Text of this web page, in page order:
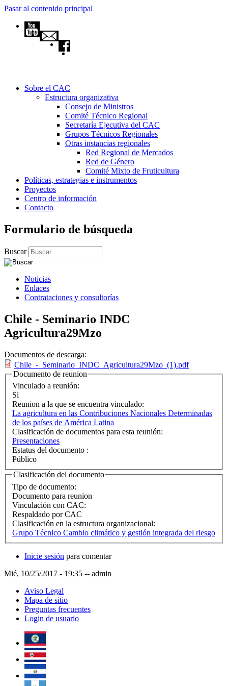
Pasar al contenido principal
Sobre el CAC
Estructura organizativa
Consejo de Ministros
Comité Técnico Regional
Secretaría Ejecutiva del CAC
Grupos Técnicos Regionales
Otras instancias regionales
Red Regional de Mercados
Red de Género
Comité Mixto de Fruticultura
Políticas, estrategias e instrumentos
Proyectos
Centro de información
Contacto
Formulario de búsqueda
Buscar
Noticias
Enlaces
Contrataciones y consultorías
Chile - Seminario INDC
Agricultura29Mzo
Documentos de descarga:
Chile_-_Seminario_INDC_Agricultura29Mzo_(1).pdf
Documento de reunion
Vinculado a reunión:
Si
Reunion a la que se encuentra vinculado:
La agricultura en las Contribuciones Nacionales Determinadas
de los países de América Latina
Clasificación de documentos para esta reunión:
Presentaciones
Estatus del documento :
Público
Clasificación del documento
Tipo de documento:
Documento para reunion
Vinculación con CAC:
Respaldado por CAC
Clasificación en la estructura organizacional:
Grupo Técnico Cambio climático y gestión integrada del riesgo
Inicie sesión para comentar
Mié, 10/25/2017 - 19:35 -- admin
Aviso Legal
Mapa de sitio
Preguntas frecuentes
Login de usuario